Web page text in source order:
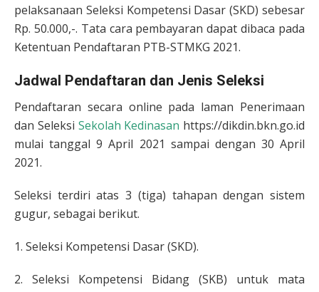
pelaksanaan Seleksi Kompetensi Dasar (SKD) sebesar
Rp. 50.000,-. Tata cara pembayaran dapat dibaca pada
Ketentuan Pendaftaran PTB-STMKG 2021.
Jadwal Pendaftaran dan Jenis Seleksi
Pendaftaran secara online pada laman Penerimaan
dan Seleksi Sekolah Kedinasan https://dikdin.bkn.go.id
mulai tanggal 9 April 2021 sampai dengan 30 April
2021.
Seleksi terdiri atas 3 (tiga) tahapan dengan sistem
gugur, sebagai berikut.
1. Seleksi Kompetensi Dasar (SKD).
2. Seleksi Kompetensi Bidang (SKB) untuk mata